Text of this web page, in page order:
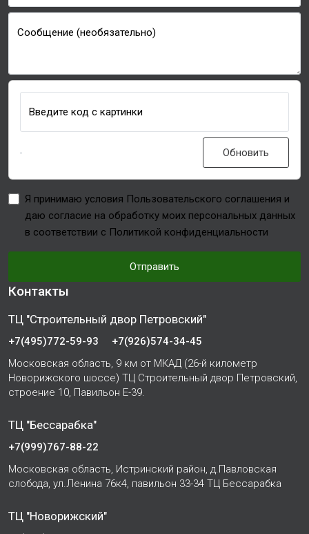
Сообщение (необязательно)
Введите код с картинки
Обновить
Я принимаю условия Пользовательского соглашения и
даю согласие на обработку моих персональных данных
в соответствии с Политикой конфиденциальности
Отправить
Контакты
ТЦ "Строительный двор Петровский"
+7(495)772-59-93
+7(926)574-34-45
Московская область, 9 км от МКАД (26-й километр
Новорижского шоссе) ТЦ Строительный двор Петровский,
строение 10, Павильон Е-39.
ТЦ "Бессарабка"
+7(999)767-88-22
Московская область, Истринский район, д.Павловская
слобода, ул.Ленина 76к4, павильон 33-34 ТЦ Бессарабка
ТЦ "Новорижский"